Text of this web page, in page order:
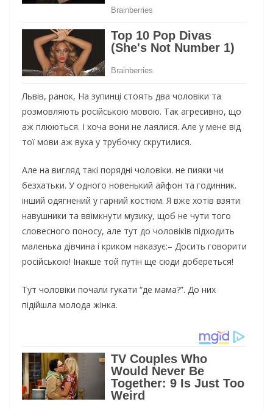
Львів, ранок, На зупинці стоять два чоловіки та
розмовляють російською мовою. Так агресивно, що
аж плюються. І хоча вони не лаялися. Але у мене від
тої мови аж вуха у трубочку скрутилися.
Але на вигляд такі порядні чоловіки. не пияки чи
безхатьки. У одного новенький айфон та годинник.
інший одягнений у гарний костюм. Я вже хотів взяти
навушники та ввімкнути музику, щоб не чути того
словесного поносу, але тут до чоловіків підходить
маленька дівчина і криком наказує:– Досить говорити
російською! Інакше той путін ще сюди добереться!
Тут чоловіки почали гукати “де мама?”. До них
підійшла молода жінка.